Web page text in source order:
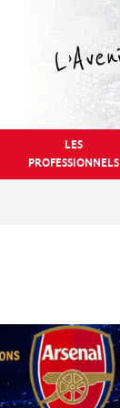
LES
PROFESSIONNELS